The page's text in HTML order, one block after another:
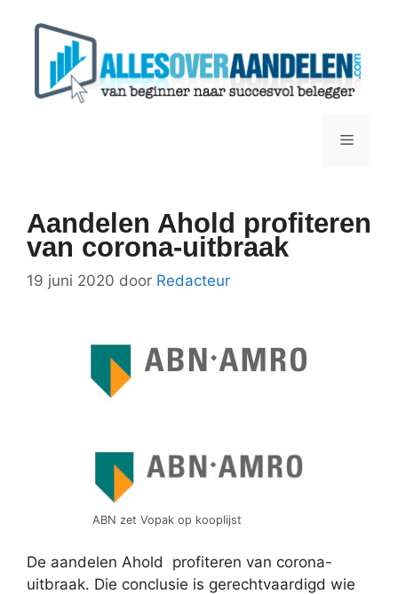
Menu
Aandelen Ahold profiteren
van corona-uitbraak
19 juni 2020 door Redacteur
ABN zet Vopak op kooplijst
De aandelen Ahold profiteren van corona-
uitbraak. Die conclusie is gerechtvaardigd wie